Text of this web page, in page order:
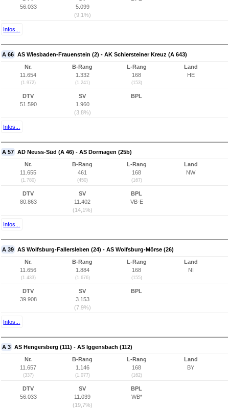
56.033
5.099
(9,1%)
Infos...
A 66 AS Wiesbaden-Frauenstein (2) - AK Schiersteiner Kreuz (A 643)
Nr.
11.654
(1.972)
B-Rang
1.332
(1.241)
L-Rang
168
(153)
Land
HE
DTV
51.590
SV
1.960
(3,8%)
BPL
Infos...
A 57 AD Neuss-Süd (A 46) - AS Dormagen (25b)
Nr.
11.655
(1.780)
B-Rang
461
(450)
L-Rang
168
(167)
Land
NW
DTV
80.863
SV
11.402
(14,1%)
BPL
VB-E
Infos...
A 39 AS Wolfsburg-Fallersleben (24) - AS Wolfsburg-Mörse (26)
Nr.
11.656
(1.433)
B-Rang
1.884
(1.676)
L-Rang
168
(155)
Land
NI
DTV
39.908
SV
3.153
(7,9%)
BPL
Infos...
A 3 AS Hengersberg (111) - AS Iggensbach (112)
Nr.
11.657
(337)
B-Rang
1.146
(1.077)
L-Rang
168
(162)
Land
BY
DTV
56.033
SV
11.039
(19,7%)
BPL
WB*